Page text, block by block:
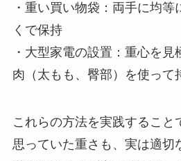
・重い買い物袋：両手に均
くで保持
・大型家電の設置：重心を
肉（太もも、臀部）を使って
これらの方法を実践すること
思っていた重さも、実は適切